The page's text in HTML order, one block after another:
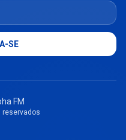
SE
FM
reservados